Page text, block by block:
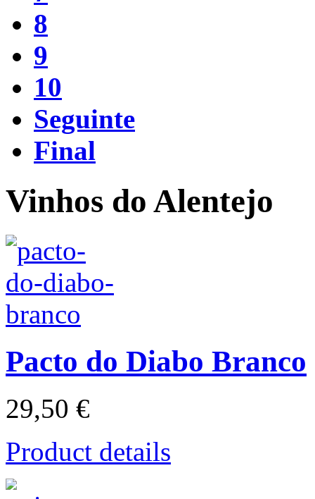
8
9
10
Seguinte
Final
Vinhos do Alentejo
Pacto do Diabo Branco
29,50 €
Product details